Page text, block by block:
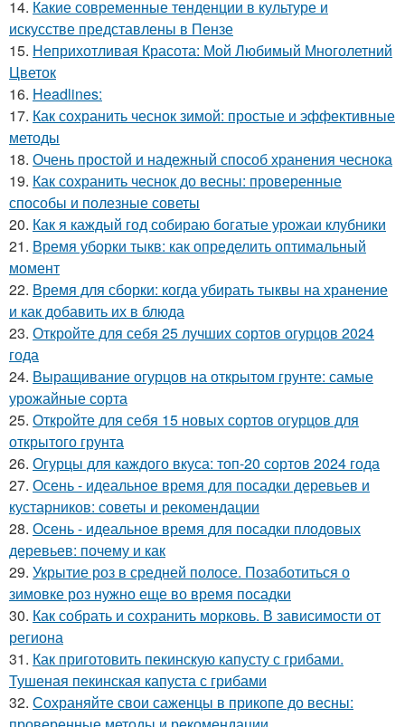
14. Какие современные тенденции в культуре и
искусстве представлены в Пензе
15. Неприхотливая Красота: Мой Любимый Многолетний
Цветок
16. Headlines:
17. Как сохранить чеснок зимой: простые и эффективные
методы
18. Очень простой и надежный способ хранения чеснока
19. Как сохранить чеснок до весны: проверенные
способы и полезные советы
20. Как я каждый год собираю богатые урожаи клубники
21. Время уборки тыкв: как определить оптимальный
момент
22. Время для сборки: когда убирать тыквы на хранение
и как добавить их в блюда
23. Откройте для себя 25 лучших сортов огурцов 2024
года
24. Выращивание огурцов на открытом грунте: самые
урожайные сорта
25. Откройте для себя 15 новых сортов огурцов для
открытого грунта
26. Огурцы для каждого вкуса: топ-20 сортов 2024 года
27. Осень - идеальное время для посадки деревьев и
кустарников: советы и рекомендации
28. Осень - идеальное время для посадки плодовых
деревьев: почему и как
29. Укрытие роз в средней полосе. Позаботиться о
зимовке роз нужно еще во время посадки
30. Как собрать и сохранить морковь. В зависимости от
региона
31. Как приготовить пекинскую капусту с грибами.
Тушеная пекинская капуста с грибами
32. Сохраняйте свои саженцы в прикопе до весны: